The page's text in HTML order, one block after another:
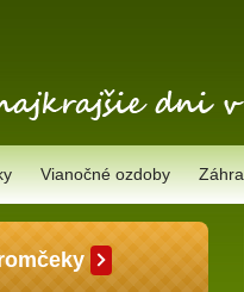
Vianočné ozdoby